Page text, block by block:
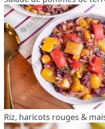
Riz, haricots rouges &